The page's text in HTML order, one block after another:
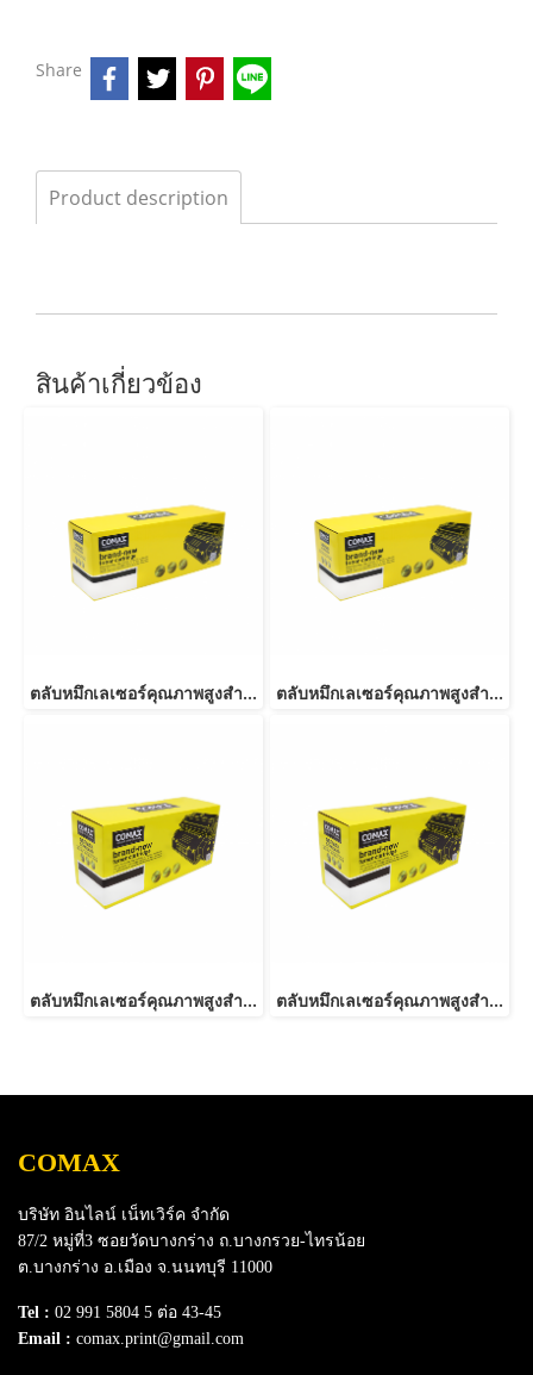
Share
Product description
สินค้าเกี่ยวข้อง
ตลับหมึกเลเซอร์คุณภาพสูงสำหรับ SAMSUNG รุ่น MLT-D103S ตลับหมึกเลเซอร์คุณภาพสูงสำหรับ SAMSUNG รุ่น MLT-D101S
ตลับหมึกเลเซอร์คุณภาพสูงสำหรับ SAMSUNG รุ่น MLT-D103L ตลับหมึกเลเซอร์คุณภาพสูงสำหรับ SAMSUNG รุ่น MLT-D116L NEW
COMAX
บริษัท อินไลน์ เน็ทเวิร์ค จำกัด
87/2 หมู่ที่3 ซอยวัดบางกร่าง ถ.บางกรวย-ไทรน้อย
ต.บางกร่าง อ.เมือง จ.นนทบุรี 11000
Tel : 02 991 5804 5 ต่อ 43-45
Email : comax.print@gmail.com